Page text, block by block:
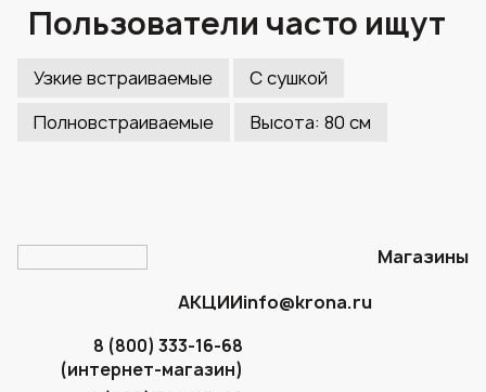
Пользователи часто ищут
Узкие встраиваемые
С сушкой
Полновстраиваемые
Высота: 80 см
Магазины
АКЦИИinfo@krona.ru
8 (800) 333-16-68
(интернет-магазин)